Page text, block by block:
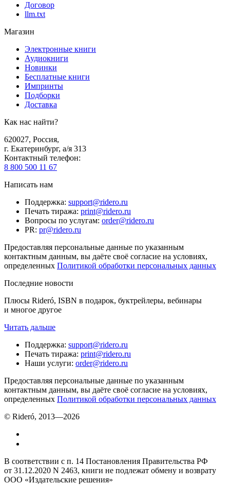
Договор
llm.txt
Магазин
Электронные книги
Аудиокниги
Новинки
Бесплатные книги
Импринты
Подборки
Доставка
Как нас найти?
620027, Россия,
г. Екатеринбург, а/я 313
Контактный телефон:
8 800 500 11 67
Написать нам
Поддержка: support@ridero.ru
Печать тиража: print@ridero.ru
Вопросы по услугам: order@ridero.ru
PR: pr@ridero.ru
Предоставляя персональные данные по указанным
контактным данным, вы даёте своё согласие на условиях,
определенных Политикой обработки персональных данных
Последние новости
Плюсы Rideró, ISBN в подарок, буктрейлеры, вебинары
и многое другое
Читать дальше
Поддержка: support@ridero.ru
Печать тиража: print@ridero.ru
Наши услуги: order@ridero.ru
Предоставляя персональные данные по указанным
контактным данным, вы даёте своё согласие на условиях,
определенных Политикой обработки персональных данных
© Rideró, 2013—2026
В соответствии с п. 14 Постановления Правительства РФ
от 31.12.2020 N 2463, книги не подлежат обмену и возврату
ООО «Издательские решения»